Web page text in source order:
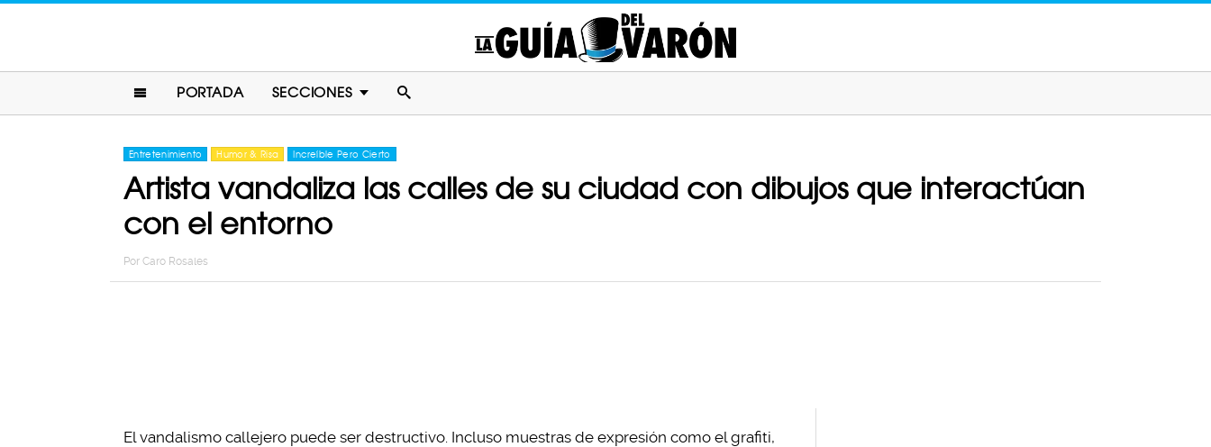
PORTADA SECCIONES
Entretenimiento Humor & Risa Increíble Pero Cierto
Artista vandaliza las calles de su ciudad con dibujos que interactúan
con el entorno
Por Caro Rosales
El vandalismo callejero puede ser destructivo. Incluso muestras de expresión como el grafiti,